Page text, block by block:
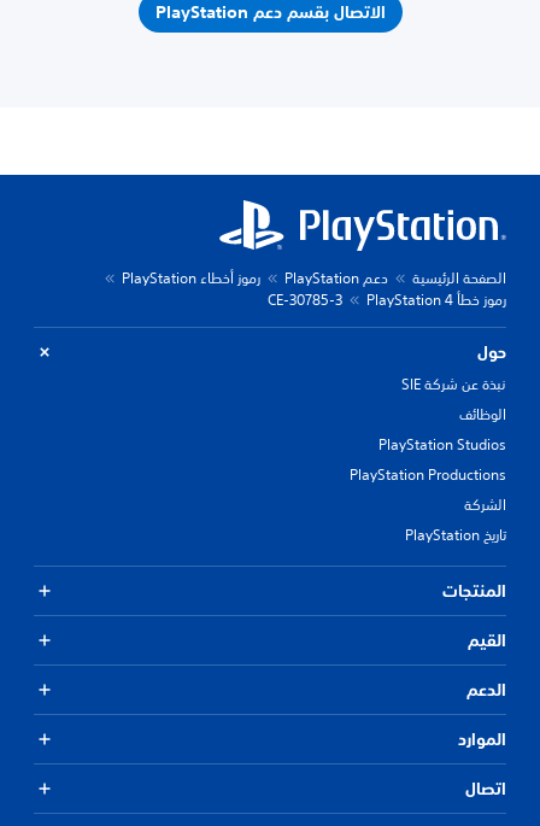
الاتصال بقسم دعم PlayStation
الصفحة الرئيسية دعم PlayStation
رموز أخطاء PlayStation
رموز خطأ PlayStation 4
CE-30785-3
حول
نبذة عن شركة SIE
الوظائف
PlayStation Studios
PlayStation Productions
الشركة
تاريخ PlayStation
المنتجات
القيم
الدعم
الموارد
اتصال